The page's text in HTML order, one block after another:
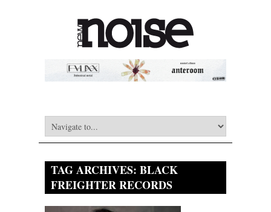
TAG ARCHIVES: BLACK
FREIGHTER RECORDS